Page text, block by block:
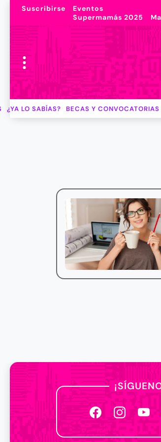
Suscribirse
Eventos
Supermamás 2025
¿YA LO SABÍAS? BECAS Y CONVOCATORIAS